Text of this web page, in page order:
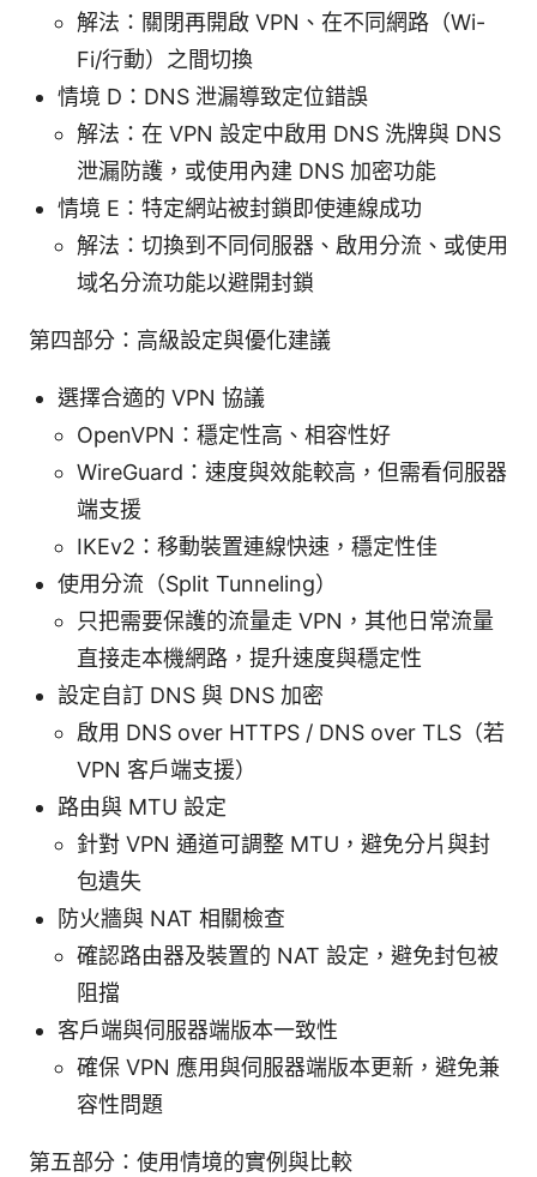
解法：關閉再開啟 VPN、在不同網路（Wi-
Fi/行動）之間切換
情境 D：DNS 泄漏導致定位錯誤
解法：在 VPN 設定中啟用 DNS 洗牌與 DNS
泄漏防護，或使用內建 DNS 加密功能
情境 E：特定網站被封鎖即使連線成功
解法：切換到不同伺服器、啟用分流、或使用
域名分流功能以避開封鎖
第四部分：高級設定與優化建議
選擇合適的 VPN 協議
OpenVPN：穩定性高、相容性好
WireGuard：速度與效能較高，但需看伺服器
端支援
IKEv2：移動裝置連線快速，穩定性佳
使用分流（Split Tunneling）
只把需要保護的流量走 VPN，其他日常流量
直接走本機網路，提升速度與穩定性
設定自訂 DNS 與 DNS 加密
啟用 DNS over HTTPS / DNS over TLS（若
VPN 客戶端支援）
路由與 MTU 設定
針對 VPN 通道可調整 MTU，避免分片與封
包遺失
防火牆與 NAT 相關檢查
確認路由器及裝置的 NAT 設定，避免封包被
阻擋
客戶端與伺服器端版本一致性
確保 VPN 應用與伺服器端版本更新，避免兼
容性問題
第五部分：使用情境的實例與比較